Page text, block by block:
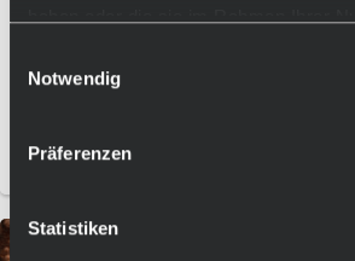
Notwendig
Präferenzen
Statistiken
Mehr erfahren